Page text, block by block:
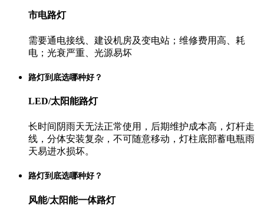
市电路灯
需要通电接线、建设机房及变电站；维修费用高、耗
电；光衰严重、光源易坏
路灯到底选哪种好？
LED/太阳能路灯
长时间阴雨天无法正常使用，后期维护成本高，灯杆走
线，分体安装复杂，不可随意移动，灯柱底部蓄电瓶雨
天易进水损坏。
路灯到底选哪种好？
风能/太阳能一体路灯